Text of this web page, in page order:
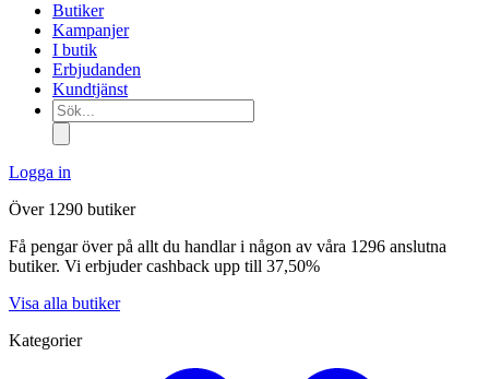
Butiker
Kampanjer
I butik
Erbjudanden
Kundtjänst
Sök...
Logga in
Över 1290 butiker
Få pengar över på allt du handlar i någon av våra 1296 anslutna
butiker. Vi erbjuder cashback upp till 37,50%
Visa alla butiker
Kategorier